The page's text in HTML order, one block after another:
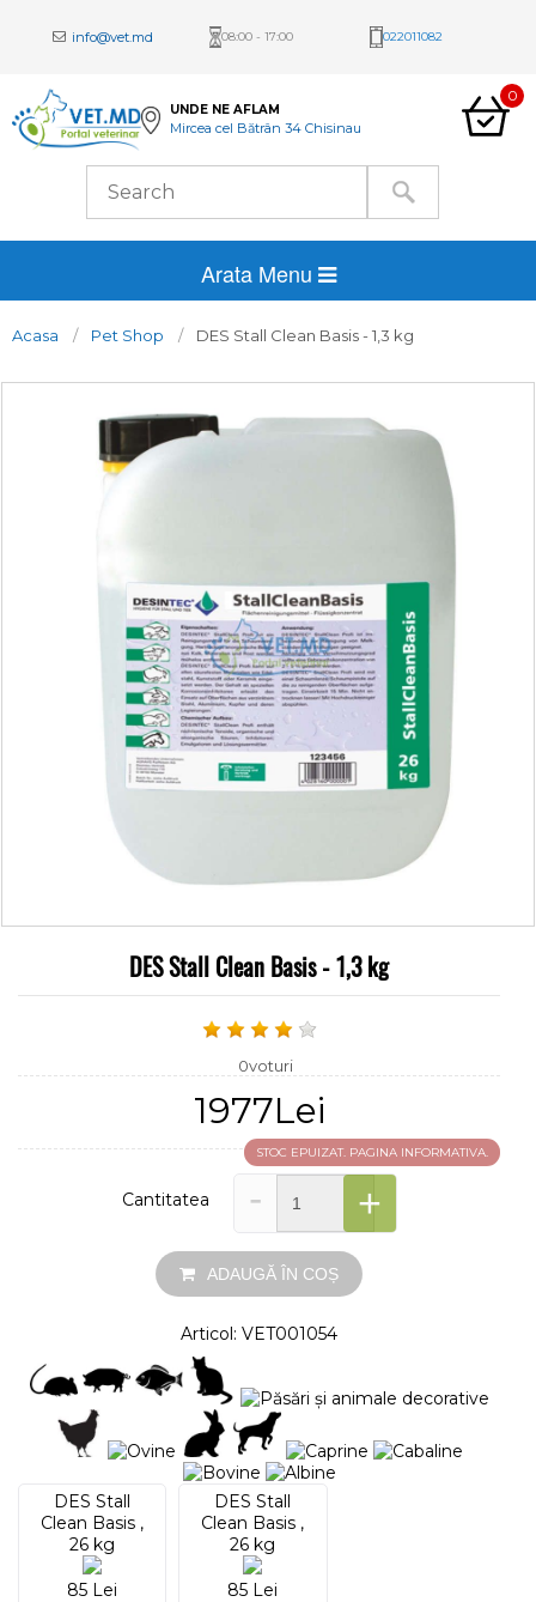
info@vet.md 08:00 - 17:00 022011082
UNDE NE AFLAM
Mircea cel Bătrân 34 Chisinau
0
Arata Menu
Acasa Pet Shop DES Stall Clean Basis - 1,3 kg
DES Stall Clean Basis - 1,3 kg
0voturi
1977Lei
STOC EPUIZAT. PAGINA INFORMATIVA.
Cantitatea - +
ADAUGĂ ÎN COȘ
Articol: VET001054
DES Stall
Clean Basis ,
26 kg
85 Lei
DES Stall
Clean Basis ,
26 kg
85 Lei